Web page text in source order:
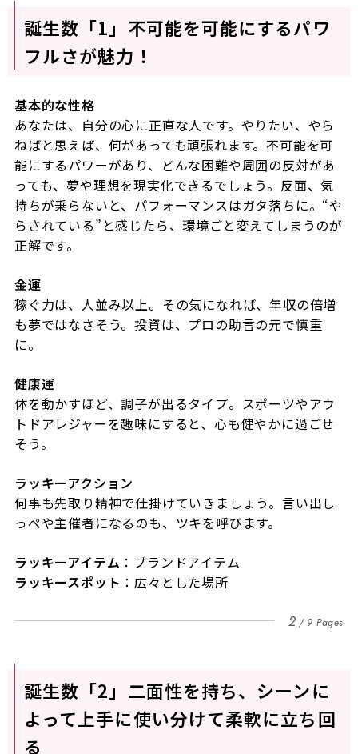
誕生数「1」不可能を可能にするパワ
フルさが魅力！
基本的な性格
あなたは、自分の心に正直な人です。やりたい、やら
ねばと思えば、何があっても頑張れます。不可能を可
能にするパワーがあり、どんな困難や周囲の反対があ
っても、夢や理想を現実化できるでしょう。反面、気
持ちが乗らないと、パフォーマンスはガタ落ちに。“や
らされている”と感じたら、環境ごと変えてしまうのが
正解です。
金運
稼ぐ力は、人並み以上。その気になれば、年収の倍増
も夢ではなさそう。投資は、プロの助言の元で慎重
に。
健康運
体を動かすほど、調子が出るタイプ。スポーツやアウ
トドアレジャーを趣味にすると、心も健やかに過ごせ
そう。
ラッキーアクション
何事も先取り精神で仕掛けていきましょう。言い出し
っぺや主催者になるのも、ツキを呼びます。
ラッキーアイテム ：ブランドアイテム
ラッキースポット ：広々とした場所
2 9 Pages
誕生数「2」二面性を持ち、シーンに
よって上手に使い分けて柔軟に立ち回
る